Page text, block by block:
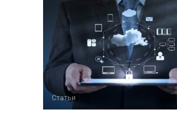
Статьи